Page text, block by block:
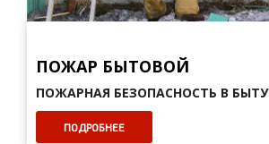
ПОЖАР БЫТОВОЙ
ПОЖАРНАЯ БЕЗОПАСНОСТЬ В БЫТУ
ПОДРОБНЕЕ